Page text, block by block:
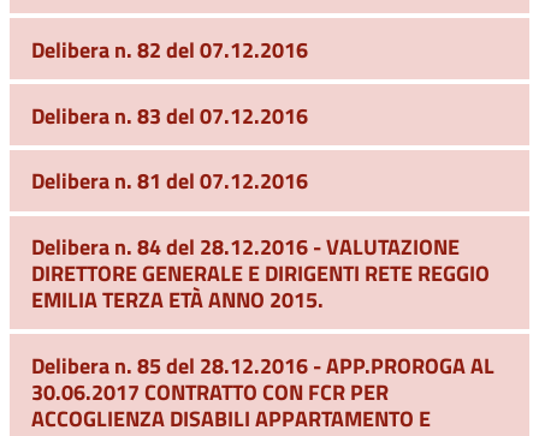
Delibera n. 82 del 07.12.2016
Delibera n. 83 del 07.12.2016
Delibera n. 81 del 07.12.2016
Delibera n. 84 del 28.12.2016 - VALUTAZIONE
DIRETTORE GENERALE E DIRIGENTI RETE REGGIO
EMILIA TERZA ETÀ ANNO 2015.
Delibera n. 85 del 28.12.2016 - APP.PROROGA AL
30.06.2017 CONTRATTO CON FCR PER
ACCOGLIENZA DISABILI APPARTAMENTO E